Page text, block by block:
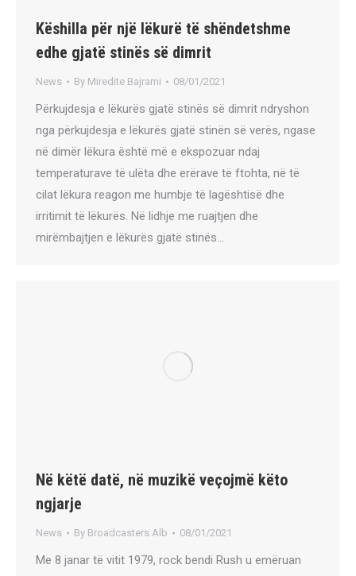
Këshilla për një lëkurë të shëndetshme
edhe gjatë stinës së dimrit
News By Miredite Bajrami 08/01/2021
Përkujdesja e lëkurës gjatë stinës së dimrit ndryshon
nga përkujdesja e lëkurës gjatë stinën së verës, ngase
në dimër lëkura është më e ekspozuar ndaj
temperaturave të ulëta dhe erërave të ftohta, në të
cilat lëkura reagon me humbje të lagështisë dhe
irritimit të lëkurës. Në lidhje me ruajtjen dhe
mirëmbajtjen e lëkurës gjatë stinës…
Në këtë datë, në muzikë veçojmë këto
ngjarje
News By Broadcasters Alb 08/01/2021
Me 8 janar të vitit 1979, rock bendi Rush u emëruan